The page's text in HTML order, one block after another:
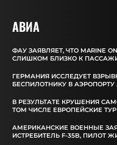
АВИА
ФАУ ЗАЯВЛЯЕТ, ЧТО MARINE
СЛИШКОМ БЛИЗКО К
ГЕРМАНИЯ ИССЛЕДУЕТ
БЕСПИЛОТНИКУ В
В РЕЗУЛЬТАТЕ КРУШЕНИЯ
ТОМ ЧИСЛЕ ЕВРОПЕЙСКИЕ
АМЕРИКАНСКИЕ ВОЕННЫЕ
ИСТРЕБИТЕЛЬ F-35B, ПИЛОТ